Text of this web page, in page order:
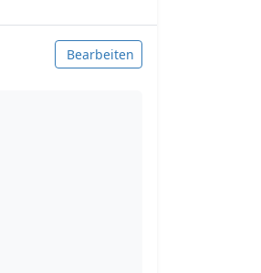
Bearbeiten